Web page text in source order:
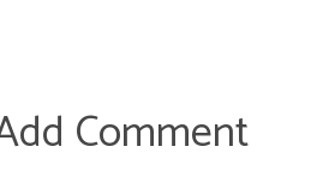
Comment